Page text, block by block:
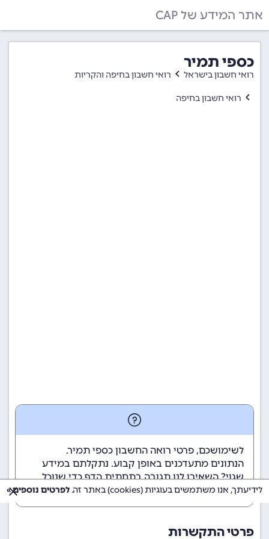
אתר המידע של CAP
כספי תמיר
רואי חשבון בישראל רואי חשבון בחיפה והקריות
רואי חשבון בחיפה
לשימושכם, פרטי רואה החשבון כספי תמיר.
הנתונים מתעדכנים באופן קבוע. נתקלתם במידע
שגוי? השאירו לנו תגובה בתחתית הדף כדי שנוכל
לטפל בבעיה בהקדם.
פרטי התקשרות
לידיעתך, אנו משתמשים בעוגיות (cookies) באתר זה. לפרטים נוספים »